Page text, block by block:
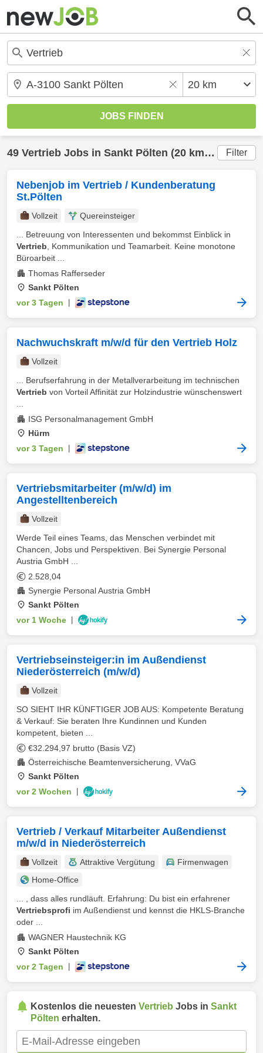
49 Vertrieb Jobs in Sankt Pölten (20 km) gefunden Filter
Nebenjob im Vertrieb / Kundenberatung
St.Pölten
Vollzeit
Quereinsteiger
... Betreuung von Interessenten und bekommst Einblick in
Vertrieb , Kommunikation und Teamarbeit. Keine monotone
Büroarbeit ...
Thomas Rafferseder
Sankt Pölten
vor 3 Tagen
Nachwuchskraft m/w/d für den Vertrieb Holz
Vollzeit
... Berufserfahrung in der Metallverarbeitung im technischen
Vertrieb von Vorteil Affinität zur Holzindustrie wünschenswert
ISG Personalmanagement GmbH
Hürm
vor 3 Tagen
Vertriebsmitarbeiter (m/w/d) im
Angestelltenbereich
Vollzeit
Werde Teil eines Teams, das Menschen verbindet mit
Chancen, Jobs und Perspektiven. Bei Synergie Personal
Austria GmbH ...
2.528,04
Synergie Personal Austria GmbH
Sankt Pölten
vor 1 Woche
Vertriebseinsteiger:in im Außendienst
Niederösterreich (m/w/d)
Vollzeit
SO SIEHT IHR KÜNFTIGER JOB AUS: Kompetente Beratung
& Verkauf: Sie beraten Ihre Kundinnen und Kunden
kompetent, bieten ...
€32.294,97 brutto (Basis VZ)
Österreichische Beamtenversicherung, VVaG
Sankt Pölten
vor 2 Wochen
Vertrieb / Verkauf Mitarbeiter Außendienst
m/w/d in Niederösterreich
Vollzeit Attraktive Vergütung
Firmenwagen
Home-Office
... , dass alles rundläuft. Erfahrung: Du bist ein erfahrener
Vertriebsprofi im Außendienst und kennst die HKLS-Branche
oder ...
WAGNER Haustechnik KG
Sankt Pölten
vor 2 Tagen
Kostenlos die neuesten Vertrieb Jobs in Sankt
Pölten erhalten.